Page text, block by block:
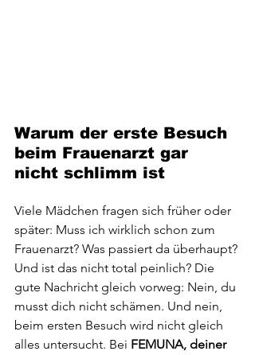
Warum der erste Besuch
beim Frauenarzt gar
nicht schlimm ist
Viele Mädchen fragen sich früher oder
später: Muss ich wirklich schon zum
Frauenarzt? Was passiert da überhaupt?
Und ist das nicht total peinlich? Die
gute Nachricht gleich vorweg: Nein, du
musst dich nicht schämen. Und nein,
beim ersten Besuch wird nicht gleich
alles untersucht. Bei FEMUNA, deiner